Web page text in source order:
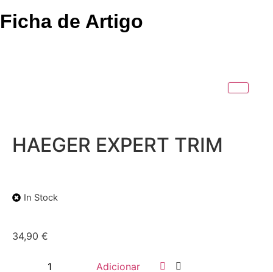
Ficha de Artigo
HAEGER EXPERT TRIM
In Stock
34,90 €
Adicionar